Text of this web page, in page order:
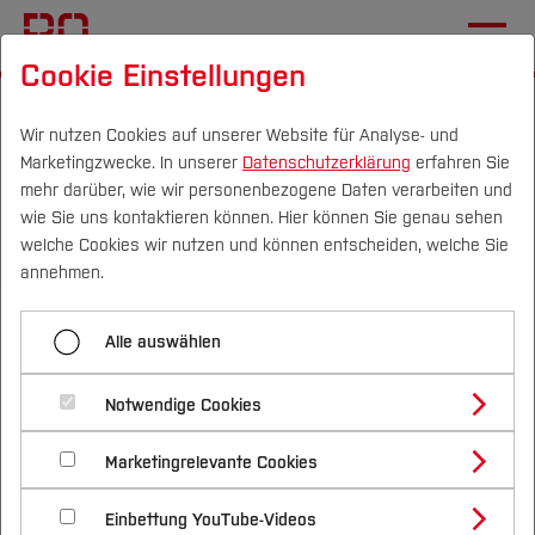
Campus Personen DE|EN Quicklinks
Studium
Studienangebote
Bachelorstudiengänge
Masterstudiengänge
Vor dem Studium
Bewerben & Einschreiben
Bewerbungsportal
Im Studium
Studienbüros und Prüfungen
Nach dem Studium
Forschung & Transfer
Profil
Forschungs- und Transferprofil
Schwerpunkte (FuT)
Beratung & Förderung
Nachhaltigkeit
Nachhaltigkeit studieren
International
Gründungsportraits
Josefine Rose Habermehl
Menü aufklappen
Anne Stawiarski
Joline Niewöhner
Josefine Rose Habermehl
Linda Theune
Josefine Rose Habermehl
Cookie Einstellungen
Wir nutzen Cookies auf unserer Website für Analyse- und
Marketingzwecke. In unserer Datenschutzerklärung erfahren Sie
mehr darüber, wie wir personenbezogene Daten verarbeiten und
wie Sie uns kontaktieren können. Hier können Sie genau sehen
welche Cookies wir nutzen und können entscheiden, welche Sie
annehmen.
Alle auswählen
Notwendige Cookies
Marketingrelevante Cookies
Einbettung YouTube-Videos